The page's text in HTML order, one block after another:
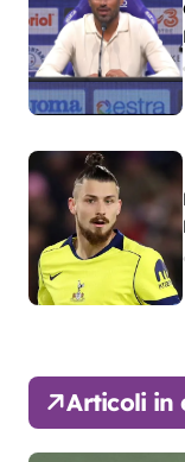
Articoli in